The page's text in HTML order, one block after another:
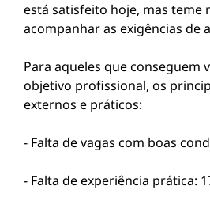
está satisfeito hoje, mas teme
acompanhar as exigências de
Para aqueles que conseguem
objetivo profissional, os
externos e práticos:
- Falta de vagas com boas
- Falta de experiência prática: